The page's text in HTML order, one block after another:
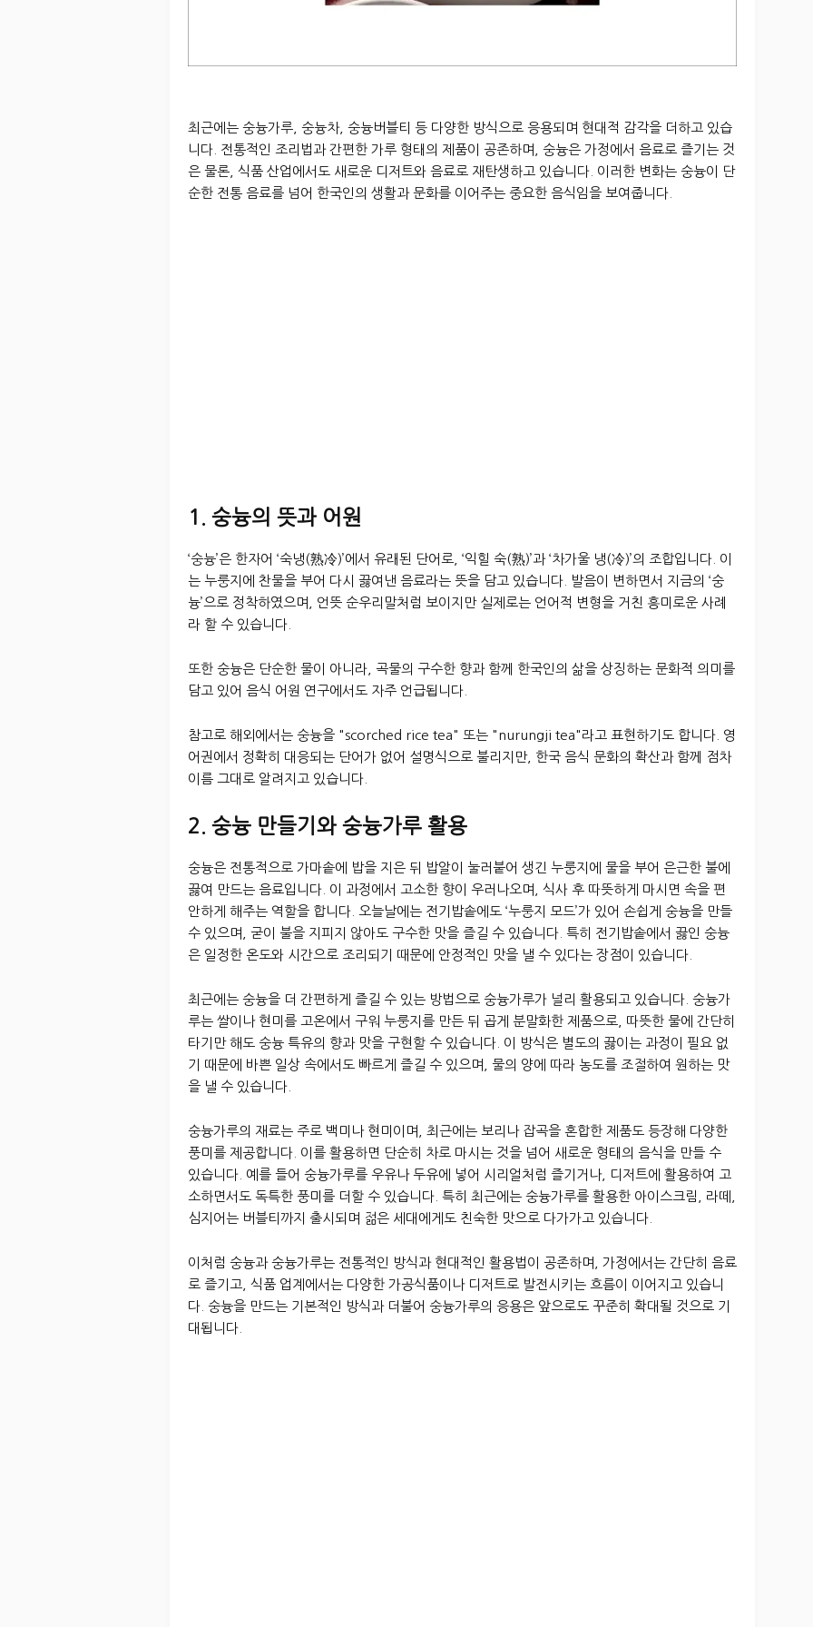
최근에는 숭늉가루, 숭늉차, 숭늉버블티 등 다양한 방식으로 응용되며 현대적 감각을 더하고 있습
니다. 전통적인 조리법과 간편한 가루 형태의 제품이 공존하며, 숭늉은 가정에서 음료로 즐기는 것
은 물론, 식품 산업에서도 새로운 디저트와 음료로 재탄생하고 있습니다. 이러한 변화는 숭늉이 단
순한 전통 음료를 넘어 한국인의 생활과 문화를 이어주는 중요한 음식임을 보여줍니다.
1. 숭늉의 뜻과 어원
‘숭늉’은 한자어 ‘숙냉(熟冷)’에서 유래된 단어로, ‘익힐 숙(熟)’과 ‘차가울 냉(冷)’의 조합입니다. 이
는 누룽지에 찬물을 부어 다시 끓여낸 음료라는 뜻을 담고 있습니다. 발음이 변하면서 지금의 ‘숭
늉’으로 정착하였으며, 언뜻 순우리말처럼 보이지만 실제로는 언어적 변형을 거친 흥미로운 사례
라 할 수 있습니다.
또한 숭늉은 단순한 물이 아니라, 곡물의 구수한 향과 함께 한국인의 삶을 상징하는 문화적 의미를
담고 있어 음식 어원 연구에서도 자주 언급됩니다.
참고로 해외에서는 숭늉을 "scorched rice tea" 또는 "nurungji tea"라고 표현하기도 합니다. 영
어권에서 정확히 대응되는 단어가 없어 설명식으로 불리지만, 한국 음식 문화의 확산과 함께 점차
이름 그대로 알려지고 있습니다.
2. 숭늉 만들기와 숭늉가루 활용
숭늉은 전통적으로 가마솥에 밥을 지은 뒤 밥알이 눌러붙어 생긴 누룽지에 물을 부어 은근한 불에
끓여 만드는 음료입니다. 이 과정에서 고소한 향이 우러나오며, 식사 후 따뜻하게 마시면 속을 편
안하게 해주는 역할을 합니다. 오늘날에는 전기밥솥에도 ‘누룽지 모드’가 있어 손쉽게 숭늉을 만들
수 있으며, 굳이 불을 지피지 않아도 구수한 맛을 즐길 수 있습니다. 특히 전기밥솥에서 끓인 숭늉
은 일정한 온도와 시간으로 조리되기 때문에 안정적인 맛을 낼 수 있다는 장점이 있습니다.
최근에는 숭늉을 더 간편하게 즐길 수 있는 방법으로 숭늉가루가 널리 활용되고 있습니다. 숭늉가
루는 쌀이나 현미를 고온에서 구워 누룽지를 만든 뒤 곱게 분말화한 제품으로, 따뜻한 물에 간단히
타기만 해도 숭늉 특유의 향과 맛을 구현할 수 있습니다. 이 방식은 별도의 끓이는 과정이 필요 없
기 때문에 바쁜 일상 속에서도 빠르게 즐길 수 있으며, 물의 양에 따라 농도를 조절하여 원하는 맛
을 낼 수 있습니다.
숭늉가루의 재료는 주로 백미나 현미이며, 최근에는 보리나 잡곡을 혼합한 제품도 등장해 다양한
풍미를 제공합니다. 이를 활용하면 단순히 차로 마시는 것을 넘어 새로운 형태의 음식을 만들 수
있습니다. 예를 들어 숭늉가루를 우유나 두유에 넣어 시리얼처럼 즐기거나, 디저트에 활용하여 고
소하면서도 독특한 풍미를 더할 수 있습니다. 특히 최근에는 숭늉가루를 활용한 아이스크림, 라떼,
심지어는 버블티까지 출시되며 젊은 세대에게도 친숙한 맛으로 다가가고 있습니다.
이처럼 숭늉과 숭늉가루는 전통적인 방식과 현대적인 활용법이 공존하며, 가정에서는 간단히 음료
로 즐기고, 식품 업계에서는 다양한 가공식품이나 디저트로 발전시키는 흐름이 이어지고 있습니
다. 숭늉을 만드는 기본적인 방식과 더불어 숭늉가루의 응용은 앞으로도 꾸준히 확대될 것으로 기
대됩니다.